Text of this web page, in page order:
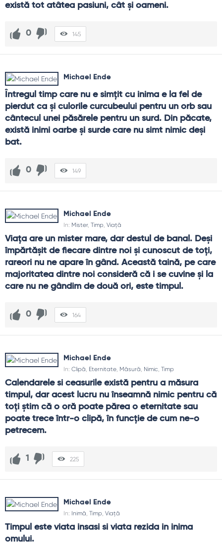
există tot atâtea pasiuni, cât şi oameni.
0 145
Michael Ende
Întregul timp care nu e simţit cu inima e la fel de
pierdut ca şi culorile curcubeului pentru un orb sau
cântecul unei păsărele pentru un surd. Din păcate,
există inimi oarbe şi surde care nu simt nimic deşi
bat.
0 149
Michael Ende
In: Mister, Timp, Viață
Viaţa are un mister mare, dar destul de banal. Deşi
împărtăşit de fiecare dintre noi şi cunoscut de toţi,
rareori nu ne apare în gând. Această taină, pe care
majoritatea dintre noi consideră că i se cuvine şi la
care nu ne gândim de două ori, este timpul.
0 164
Michael Ende
In: Clipă, Eternitate, Măsură, Nimic, Timp
Calendarele si ceasurile există pentru a măsura
timpul, dar acest lucru nu înseamnă nimic pentru că
toți știm că o oră poate părea o eternitate sau
poate trece într-o clipă, în funcție de cum ne-o
petrecem.
1 225
Michael Ende
In: Inimă, Timp, Viață
Timpul este viata insasi si viata rezida in inima
omului.